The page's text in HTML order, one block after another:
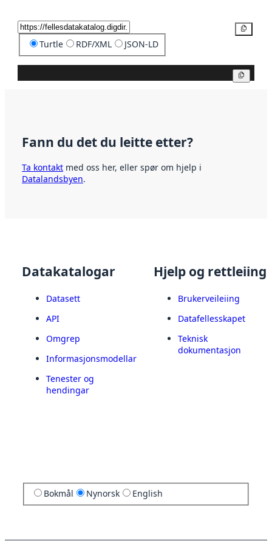
Turtle RDF/XML JSON-LD
Fann du det du leitte etter?
Ta kontakt med oss her, eller spør om hjelp i
Datalandsbyen.
Datakatalogar
Datasett
API
Omgrep
Informasjonsmodellar
Tenester og
hendingar
Hjelp og rettleiing
Brukerveileiing
Datafellesskapet
Teknisk
dokumentasjon
Bokmål Nynorsk English